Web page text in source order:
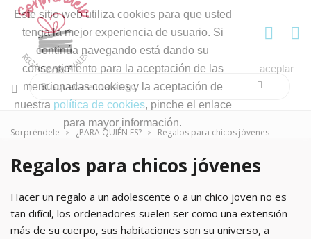
Este sitio web utiliza cookies para que usted
tenga la mejor experiencia de usuario. Si
continúa navegando está dando su
consentimiento para la aceptación de las
mencionadas cookies y la aceptación de
nuestra política de cookies, pinche el enlace
para mayor información.
aceptar
Sorpréndele ¿PARA QUIÉN ES? Regalos para chicos jóvenes
Regalos para chicos jóvenes
Hacer un regalo a un adolescente o a un chico joven no es
tan difícil, los ordenadores suelen ser como una extensión
más de su cuerpo, sus habitaciones son su universo, a